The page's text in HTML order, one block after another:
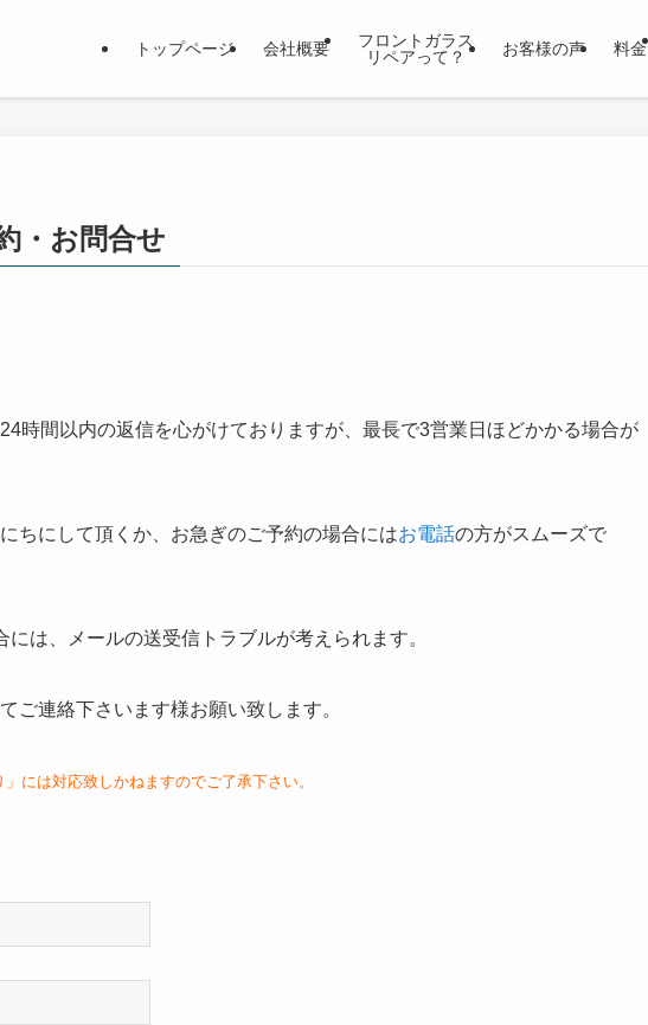
トップページ 会社概要
フロントガラス
リペアって？
お客様の声 料金
・お問合せ
時間以内の返信を心がけておりますが、最長で3営業日ほどかかる場合が
ちにして頂くか、お急ぎのご予約の場合にはお電話の方がスムーズで
は、メールの送受信トラブルが考えられます。
ご連絡下さいます様お願い致します。
には対応致しかねますのでご了承下さい。